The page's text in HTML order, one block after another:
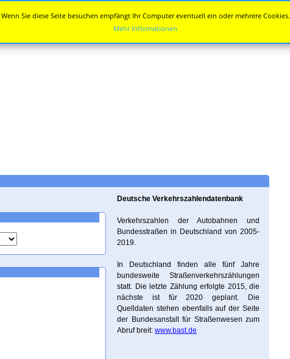
Deutsche Verkehrszahlendatenbank
Verkehrszahlen der Autobahnen und
Bundesstraßen in Deutschland von 2005-
2019.
In Deutschland finden alle fünf Jahre
bundesweite Straßenverkehrszählungen
statt. Die letzte Zählung erfolgte 2015, die
nächste ist für 2020 geplant. Die
Quelldaten stehen ebenfalls auf der Seite
der Bundesanstalt für Straßenwesen zum
Abruf breit: www.bast.de
Wenn Sie diese Seite besuchen empfängt Ihr Computer eventuell ein oder mehrere Cookies.
Mehr Informationen